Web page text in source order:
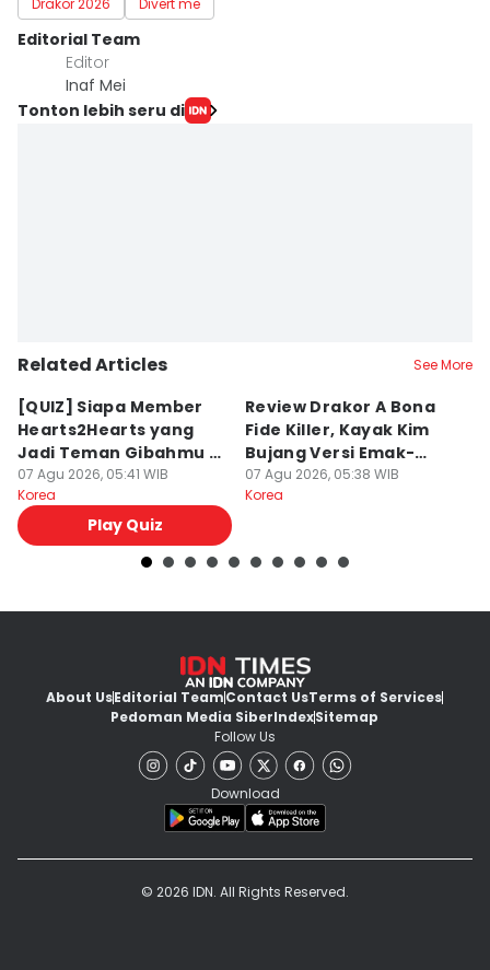
Drakor 2026
Divert me
Editorial Team
Editor
Inaf Mei
Tonton lebih seru di
Related Articles See More
[QUIZ] Siapa Member
Hearts2Hearts yang
Jadi Teman Gibahmu di
Kelas?
07 Agu 2026, 05:41 WIB
Korea
Play Quiz
Review Drakor A Bona
Fide Killer, Kayak Kim
Bujang Versi Emak-
Emak!
07 Agu 2026, 05:38 WIB
Korea
About UsEditorial TeamContact UsTerms of Services
Pedoman Media SiberIndexSitemap
Follow Us
Download
© 2026 IDN. All Rights Reserved.